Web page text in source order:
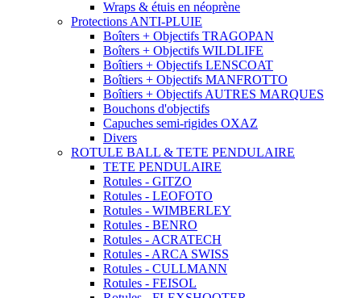
Wraps & étuis en néoprène
Protections ANTI-PLUIE
Boîters + Objectifs TRAGOPAN
Boîters + Objectifs WILDLIFE
Boîtiers + Objectifs LENSCOAT
Boîtiers + Objectifs MANFROTTO
Boîtiers + Objectifs AUTRES MARQUES
Bouchons d'objectifs
Capuches semi-rigides OXAZ
Divers
ROTULE BALL & TETE PENDULAIRE
TETE PENDULAIRE
Rotules - GITZO
Rotules - LEOFOTO
Rotules - WIMBERLEY
Rotules - BENRO
Rotules - ACRATECH
Rotules - ARCA SWISS
Rotules - CULLMANN
Rotules - FEISOL